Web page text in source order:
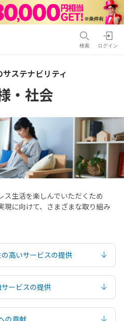
検索 ログイン
ステナビリティ
・社会
ス生活を楽しんでいただくため
現に向けて、さまざまな取り組み
高いサービスの提供
ービスの提供
の貢献